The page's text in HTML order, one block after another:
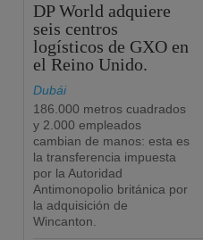
DP World adquiere
seis centros
logísticos de GXO en
el Reino Unido.
Dubái
186.000 metros cuadrados
y 2.000 empleados
cambian de manos: esta es
la transferencia impuesta
por la Autoridad
Antimonopolio británica por
la adquisición de
Wincanton.